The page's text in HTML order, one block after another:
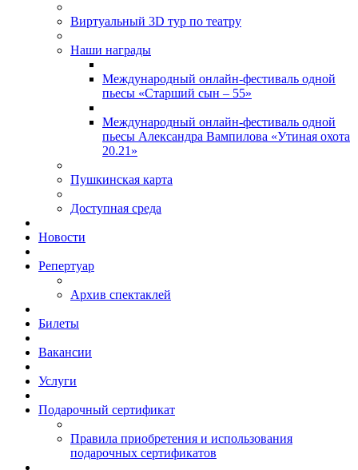
Виртуальный 3D тур по театру
Наши награды
Международный онлайн-фестиваль одной
пьесы «Старший сын – 55»
Международный онлайн-фестиваль одной
пьесы Александра Вампилова «Утиная охота
20.21»
Пушкинская карта
Доступная среда
Новости
Репертуар
Архив спектаклей
Билеты
Вакансии
Услуги
Подарочный сертификат
Правила приобретения и использования
подарочных сертификатов